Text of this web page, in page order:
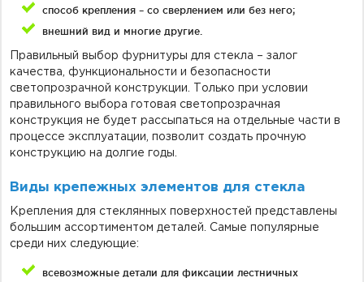
способ крепления – со сверлением или без него;
внешний вид и многие другие.
Правильный выбор фурнитуры для стекла – залог
качества, функциональности и безопасности
светопрозрачной конструкции. Только при условии
правильного выбора готовая светопрозрачная
конструкция не будет рассыпаться на отдельные части в
процессе эксплуатации, позволит создать прочную
конструкцию на долгие годы.
Виды крепежных элементов для стекла
Крепления для стеклянных поверхностей представлены
большим ассортиментом деталей. Самые популярные
среди них следующие:
всевозможные детали для фиксации лестничных